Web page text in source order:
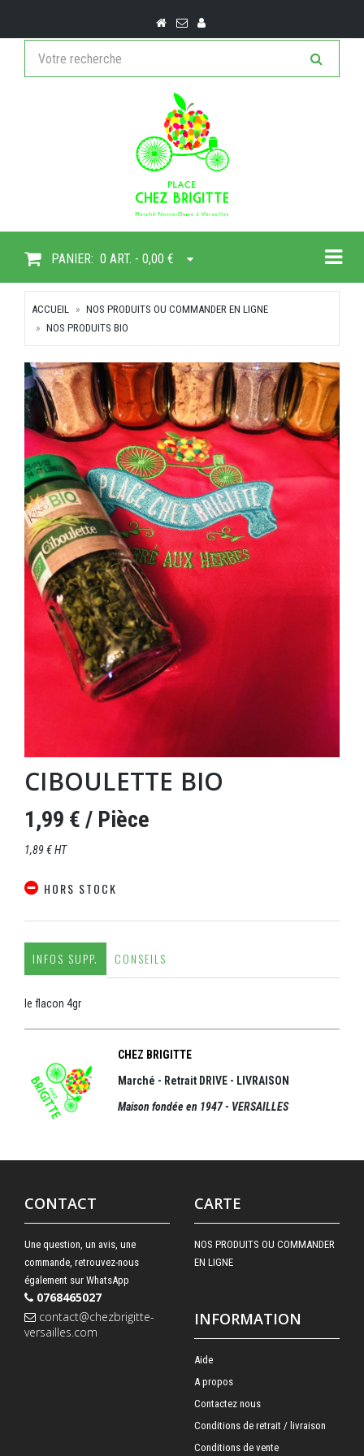
PANIER: 0 ART. - 0,00 €
ACCUEIL
NOS PRODUITS OU COMMANDER EN LIGNE
NOS PRODUITS BIO
CIBOULETTE BIO
1,99 € / Pièce
1,89 € HT
HORS STOCK
INFOS SUPP. CONSEILS
le flacon 4gr
CHEZ BRIGITTE
Marché - Retrait DRIVE - LIVRAISON
Maison fondée en 1947 - VERSAILLES
CONTACT
Une question, un avis, une
commande, retrouvez-nous
également sur WhatsApp
0768465027
contact@chezbrigitte-
versailles.com
CARTE
NOS PRODUITS OU COMMANDER
EN LIGNE
INFORMATION
Aide
A propos
Contactez nous
Conditions de retrait / livraison
Conditions de vente